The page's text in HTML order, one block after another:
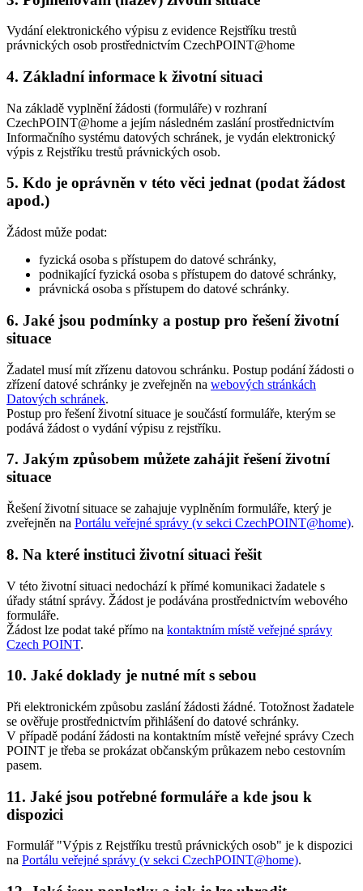
Vydání elektronického výpisu z evidence Rejstříku trestů
právnických osob prostřednictvím CzechPOINT@home
4. Základní informace k životní situaci
Na základě vyplnění žádosti (formuláře) v rozhraní
CzechPOINT@home a jejím následném zaslání prostřednictvím
Informačního systému datových schránek, je vydán elektronický
výpis z Rejstříku trestů právnických osob.
5. Kdo je oprávněn v této věci jednat (podat žádost
apod.)
Žádost může podat:
fyzická osoba s přístupem do datové schránky,
podnikající fyzická osoba s přístupem do datové schránky,
právnická osoba s přístupem do datové schránky.
6. Jaké jsou podmínky a postup pro řešení životní
situace
Žadatel musí mít zřízenu datovou schránku. Postup podání žádosti o
zřízení datové schránky je zveřejněn na webových stránkách
Datových schránek.
Postup pro řešení životní situace je součástí formuláře, kterým se
podává žádost o vydání výpisu z rejstříku.
7. Jakým způsobem můžete zahájit řešení životní
situace
Řešení životní situace se zahajuje vyplněním formuláře, který je
zveřejněn na Portálu veřejné správy (v sekci CzechPOINT@home).
8. Na které instituci životní situaci řešit
V této životní situaci nedochází k přímé komunikaci žadatele s
úřady státní správy. Žádost je podávána prostřednictvím webového
formuláře.
Žádost lze podat také přímo na kontaktním místě veřejné správy
Czech POINT.
10. Jaké doklady je nutné mít s sebou
Při elektronickém způsobu zaslání žádosti žádné. Totožnost žadatele
se ověřuje prostřednictvím přihlášení do datové schránky.
V případě podání žádosti na kontaktním místě veřejné správy Czech
POINT je třeba se prokázat občanským průkazem nebo cestovním
pasem.
11. Jaké jsou potřebné formuláře a kde jsou k
dispozici
Formulář "Výpis z Rejstříku trestů právnických osob" je k dispozici
na Portálu veřejné správy (v sekci CzechPOINT@home).